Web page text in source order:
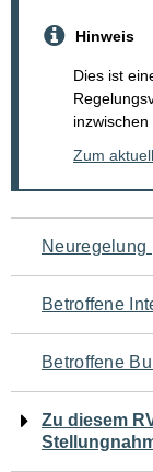
Hinweis
Dies ist
inzwischen
Zum
für
den
Neuregelung
Betroffene
Betroffene
Zu diesem